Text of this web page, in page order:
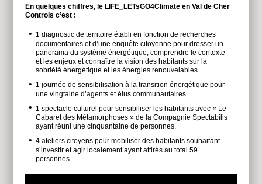
En quelques chiffres, le LIFE_LETsGO4Climate en Val de Cher
Controis c’est :
1 diagnostic de territoire établi en fonction de recherches
documentaires et d’une enquête citoyenne pour dresser un
panorama du système énergétique, comprendre le contexte
et les enjeux et connaître la vision des habitants sur la
sobriété énergétique et les énergies renouvelables.
1 journée de sensibilisation à la transition énergétique pour
une vingtaine d’agents et élus communautaires.
1 spectacle culturel pour sensibiliser les habitants avec « Le
Cabaret des Métamorphoses » de la Compagnie Spectabilis
ayant réuni une cinquantaine de personnes.
4 ateliers citoyens pour mobiliser des habitants souhaitant
s’investir et agir localement ayant attirés au total 59
personnes.